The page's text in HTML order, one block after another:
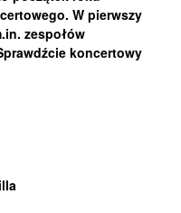
W pierwszy
zespołów
koncertowy